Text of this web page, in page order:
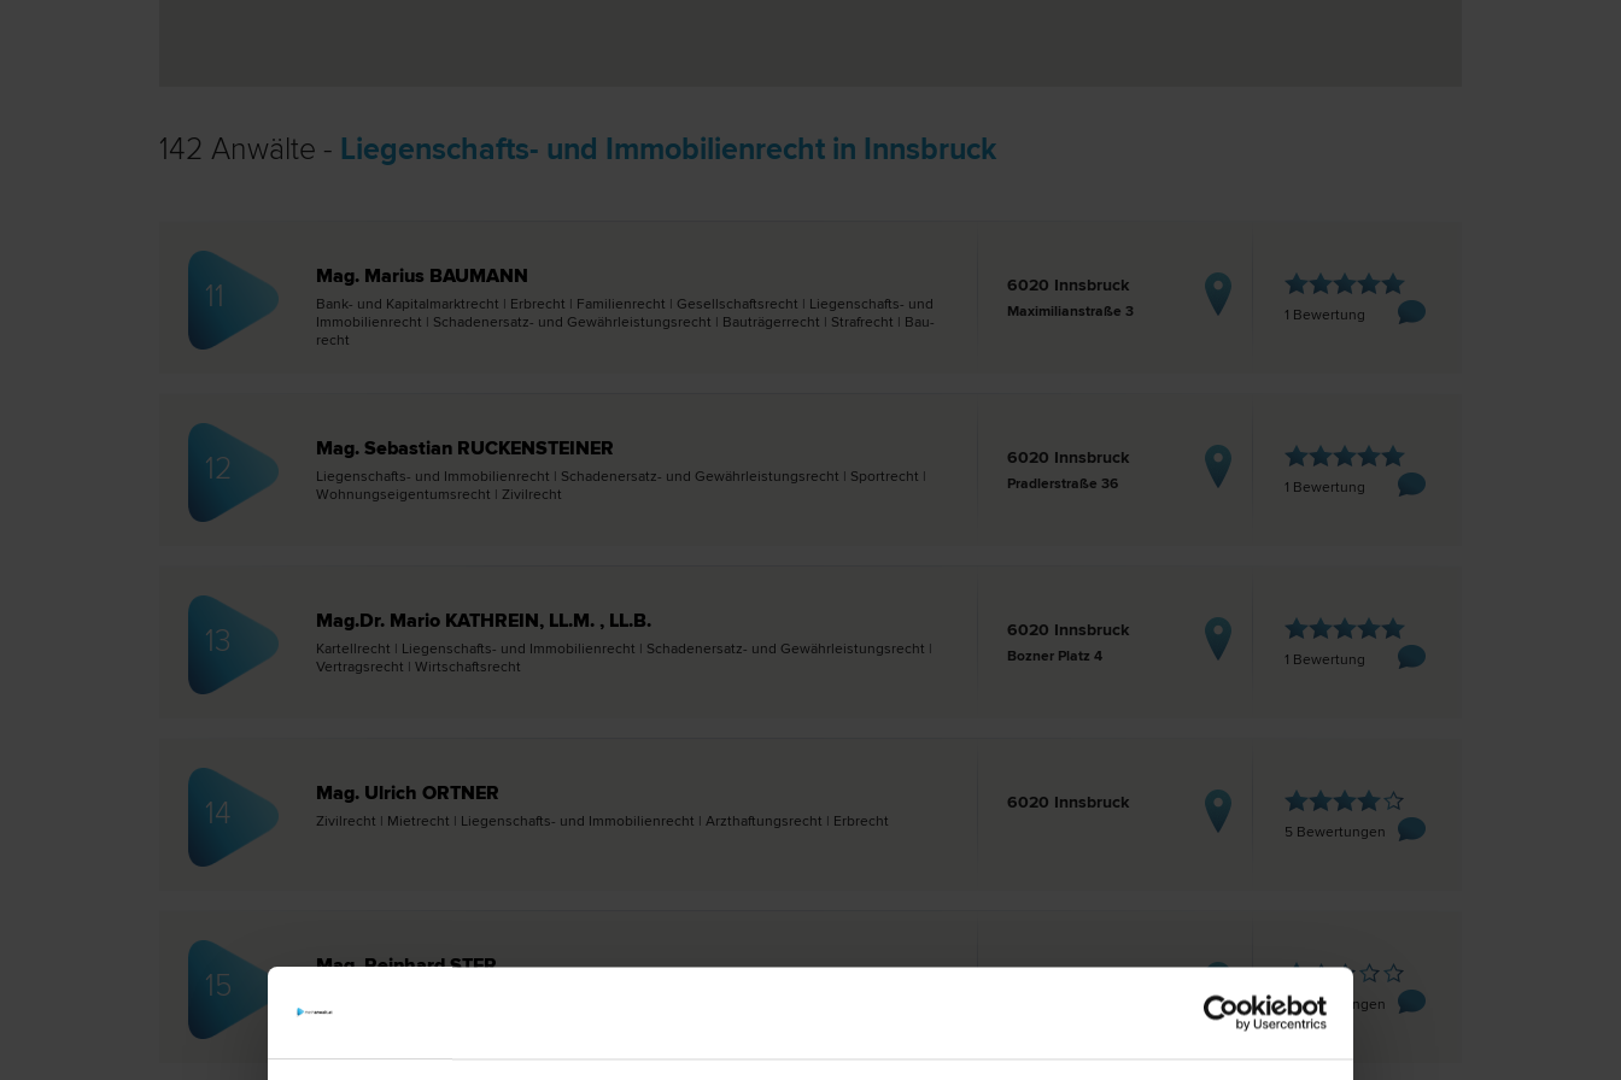
142 Anwälte - Liegenschafts- und Immobilienrecht in Innsbruck
11
Mag. Marius BAUMANN
Bank- und Kapitalmarkt­recht | Erb­recht | Familien­recht | Gesellschafts­recht | Liegenschafts- und
Immobilien­recht | Schadenersatz- und Gewährleistungs­recht | Bauträger­recht | Straf­recht | Bau­
recht
6020 Innsbruck
Maximilianstraße 3 1 Bewertung
12
Mag. Sebastian RUCKENSTEINER
Liegenschafts- und Immobilien­recht | Schadenersatz- und Gewährleistungs­recht | Sport­recht |
Wohnungseigentums­recht | Zivil­recht
6020 Innsbruck
Pradlerstraße 36 1 Bewertung
13
Mag.Dr. Mario KATHREIN, LL.M. , LL.B.
Kartell­recht | Liegenschafts- und Immobilien­recht | Schadenersatz- und Gewährleistungs­recht |
Vertrags­recht | Wirtschafts­recht
6020 Innsbruck
Bozner Platz 4 1 Bewertung
14
Mag. Ulrich ORTNER
Zivil­recht | Miet­recht | Liegenschafts- und Immobilien­recht | Arzthaftungs­recht | Erb­recht
6020 Innsbruck
5 Bewertungen
15
Mag. Reinhard STER
recht
6020 Innsbruck
2 Bewertungen